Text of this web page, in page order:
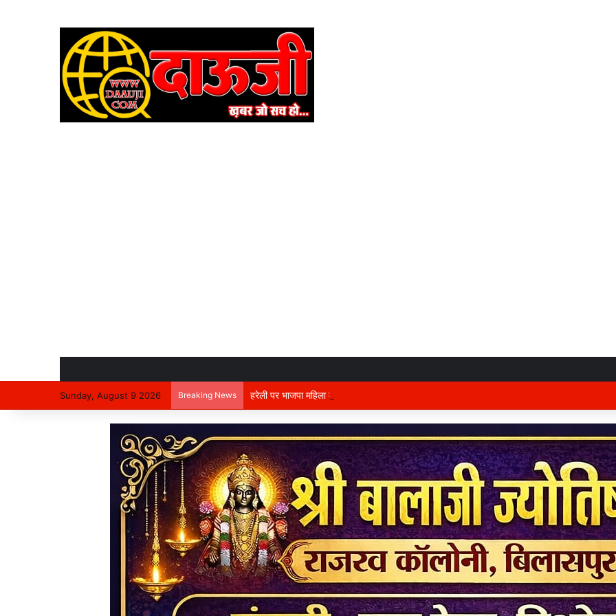
Sunday, August 9 2026 Breaking News हरेली पर भाजपा महिला मोर्चा का प्रदेश कार्यालय में होगा भव्य आयोजन, अध्यक्ष विभा अवस्थी ने तैयारियों को